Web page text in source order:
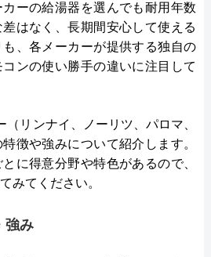
ーの給湯器を選んでも耐用年数
はなく、長期間安心して使える
、各メーカーが提供する独自の
ンの使い勝手の違いに注目して
（リンナイ、ノーリツ、パロマ、
徴や強みについて紹介します。
に得意分野や特色があるので、
みてください。
強み